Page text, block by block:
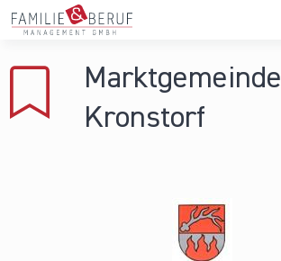
Direkt zum Inhalt
Gemeinden
Marktgemeinde
Kronstorf